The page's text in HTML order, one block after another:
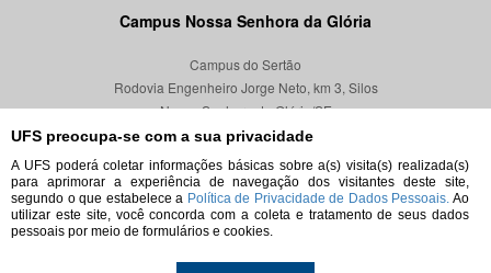
UFS preocupa-se com a sua privacidade
A UFS poderá coletar informações básicas sobre a(s) visita(s) realizada(s)
para aprimorar a experiência de navegação dos visitantes deste site,
segundo o que estabelece a Política de Privacidade de Dados Pessoais. Ao
utilizar este site, você concorda com a coleta e tratamento de seus dados
pessoais por meio de formulários e cookies.
Campus Nossa Senhora da Glória
Campus do Sertão
Rodovia Engenheiro Jorge Neto, km 3, Silos
Nossa Senhora da Glória/SE
CEP 49680-000
Localização